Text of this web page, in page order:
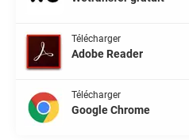
Télécharger
Adobe Reader
Télécharger
Google Chrome